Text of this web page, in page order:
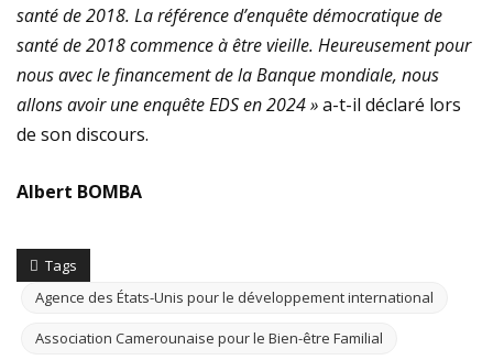
santé de 2018. La référence d’enquête démocratique de
santé de 2018 commence à être vieille. Heureusement pour
nous avec le financement de la Banque mondiale, nous
allons avoir une enquête EDS en 2024 »a-t-il déclaré lors
de son discours.
Albert BOMBA
Tags
Agence des États-Unis pour le développement international
Association Camerounaise pour le Bien-être Familial